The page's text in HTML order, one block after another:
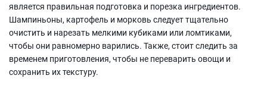
является правильная подготовка и порезка ингредиентов.
Шампиньоны, картофель и морковь следует тщательно
очистить и нарезать мелкими кубиками или ломтиками,
чтобы они равномерно варились. Также, стоит следить за
временем приготовления, чтобы не переварить овощи и
сохранить их текстуру.